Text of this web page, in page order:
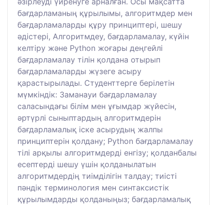
бағдарламаның құрылымы, алгоритмдер мен
бағдарламаларды құру принциптері, шешу
әдістері, Алгоритмдеу, бағдарламалау, күйін
келтіру және Python жоғары деңгейлі
бағдарламалау тілін қолдана отырып
бағдарламаларды жүзеге асыру
қарастырылады. Студенттерге берілетін
мүмкіндік: Заманауи бағдарламалау
саласындағы білім мен ұғымдар жүйесін,
әртүрлі сыныптардың алгоритмдерін
бағдарламалық іске асырудың жалпы
принциптерін қолдану; Python бағдарламалау
тілі арқылы алгоритмдерді енгізу; қолданбалы
есептерді шешу үшін қолданылатын
алгоритмдердің тиімділігін талдау; тиісті
пәндік терминология мен синтаксистік
құрылымдарды қолданыңыз; бағдарламалық